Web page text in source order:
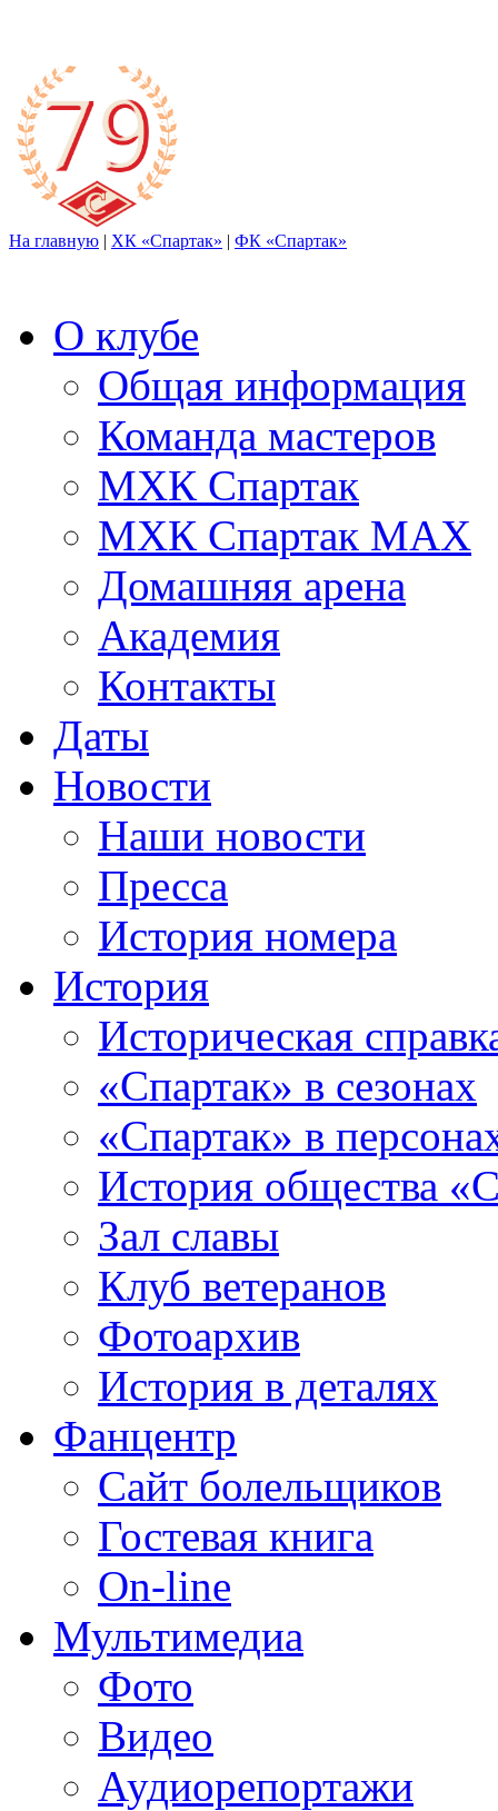
На главную | ХК «Спартак» | ФК «Спартак»
О клубе
Общая информация
Команда мастеров
МХК Спартак
МХК Спартак МАХ
Домашняя арена
Академия
Контакты
Даты
Новости
Наши новости
Пресса
История номера
История
Историческая
«Спартак» в сезонах
«Спартак» в
История общества
Зал славы
Клуб ветеранов
Фотоархив
История в деталях
Фанцентр
Сайт болельщиков
Гостевая книга
On-line
Мультимедиа
Фото
Видео
Аудиорепортажи